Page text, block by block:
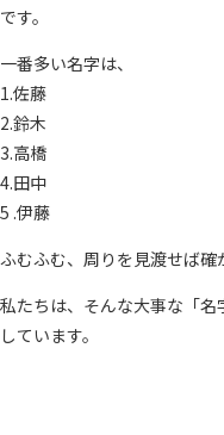
です。
一番多い名字は、
1.佐藤
2.鈴木
3.高橋
4.田中
5 .伊藤
ふむふむ、周りを見渡せば確
私たちは、そんな大事な「
しています。